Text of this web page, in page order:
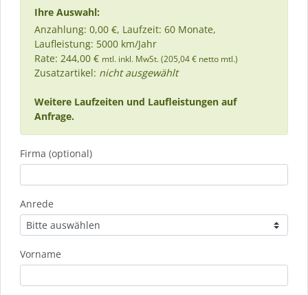
Ihre Auswahl:
Anzahlung: 0,00 €, Laufzeit: 60 Monate,
Laufleistung: 5000 km/Jahr
Rate: 244,00 € mtl. inkl. MwSt. (205,04 € netto mtl.)
Zusatzartikel: nicht ausgewählt
Weitere Laufzeiten und Laufleistungen auf
Anfrage.
Firma (optional)
Anrede
Vorname